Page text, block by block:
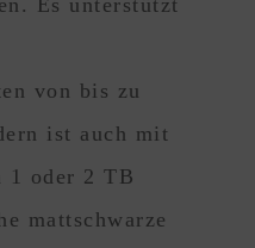
von bis zu
ist auch mit
1 oder 2 TB
mattschwarze